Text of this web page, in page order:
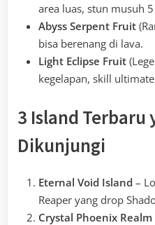
area luas, stun musuh
Abyss Serpent Fruit
bisa berenang di lava.
Light Eclipse Fruit
kegelapan, skill
3 Island Terbaru
Dikunjungi
Eternal Void Island –
Reaper yang drop
Crystal Phoenix Realm